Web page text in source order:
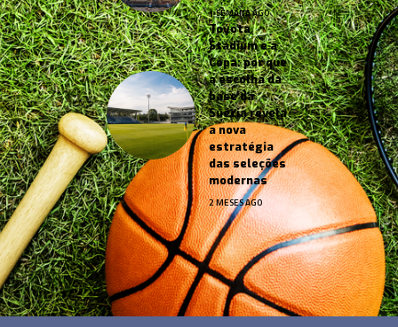
1 SEMANA AGO
Toyota
Stadium e a
Copa: por que
a escolha da
base da
Suécia revela
a nova
estratégia
das seleções
modernas
2 MESES AGO